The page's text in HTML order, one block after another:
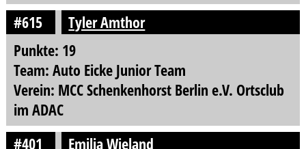
#615
Tyler Amthor
Punkte: 19
Team: Auto Eicke Junior Team
Verein: MCC Schenkenhorst Berlin e.V. Ortsclub
im ADAC
#401
Emilia Wieland